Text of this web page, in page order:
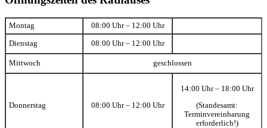
Montag 08:00 Uhr – 12:00 Uhr
Dienstag 08:00 Uhr – 12:00 Uhr
Mittwoch geschlossen
Donnerstag 08:00 Uhr – 12:00 Uhr
14:00 Uhr – 18:00 Uhr
(Standesamt:
Terminvereinbarung
erforderlich!)